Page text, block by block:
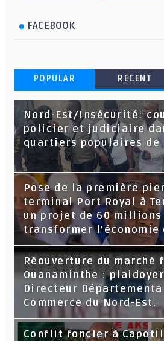
FACEBOOK
POPULAR RECENT
Nord-Est/Insécurité:
policier et judiciaire
quartiers populaires de
Pose de la première
terminal Port Royal à
un projet de 60 millions
transformer l’économie
Réouverture du marché
Ouanaminthe :
Directeur
Commerce du Nord-Est.
Conflit foncier à